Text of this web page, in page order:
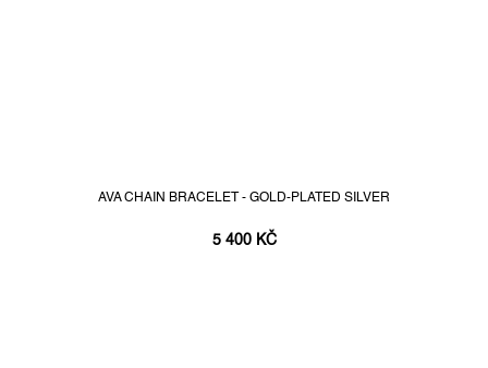
AVA CHAIN BRACELET - GOLD-PLATED SILVER
5 400 KČ